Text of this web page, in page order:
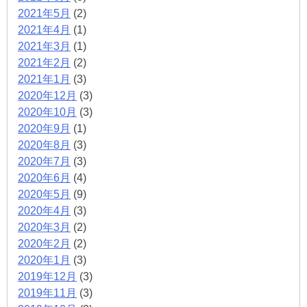
2021年5月 (2)
2021年4月 (1)
2021年3月 (1)
2021年2月 (2)
2021年1月 (3)
2020年12月 (3)
2020年10月 (3)
2020年9月 (1)
2020年8月 (3)
2020年7月 (3)
2020年6月 (4)
2020年5月 (9)
2020年4月 (3)
2020年3月 (2)
2020年2月 (2)
2020年1月 (3)
2019年12月 (3)
2019年11月 (3)